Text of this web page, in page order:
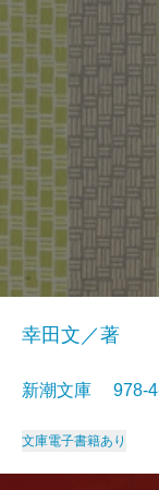
幸田文／著
新潮文庫 978-
文庫電子書籍あり